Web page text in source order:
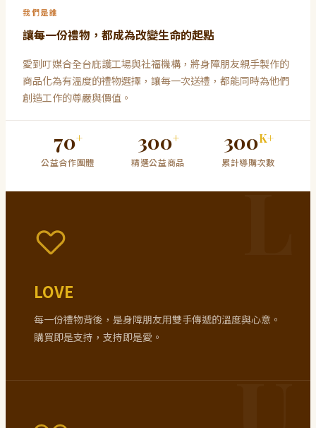
我們是誰
讓每一份禮物，都成為改變生命的起點
愛到叮媒合全台庇護工場與社福機構，將身障朋友親手製作的
商品化為有溫度的禮物選擇，讓每一次送禮，都能同時為他們
創造工作的尊嚴與價值。
70+
公益合作團體
300+
精選公益商品
300K+
累計導購次數
LOVE
每一份禮物背後，是身障朋友用雙手傳遞的溫度與心意。
購買即是支持，支持即是愛。